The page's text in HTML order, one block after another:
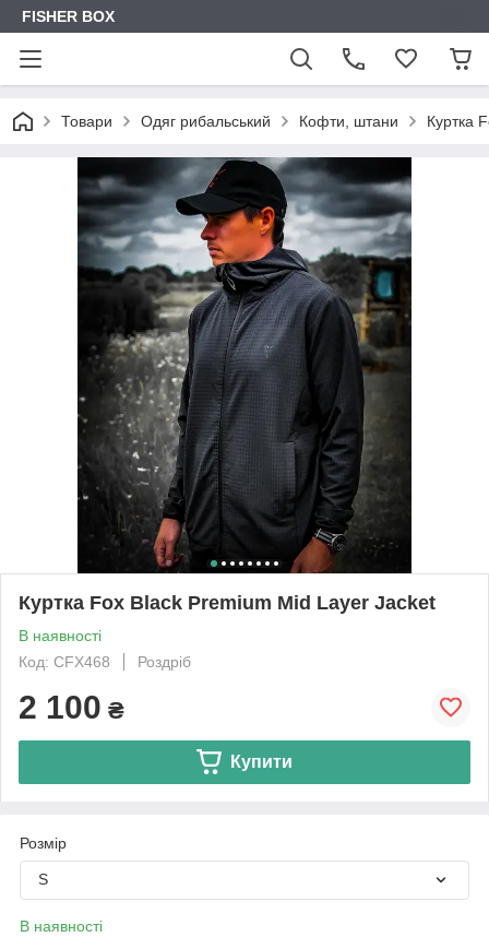
FISHER BOX
Товари Одяг рибальський Кофти, штани Куртка
Куртка Fox Black Premium Mid Layer Jacket
В наявності
Код: CFX468
Роздріб
2 100 ₴
Купити
Розмір
S
В наявності